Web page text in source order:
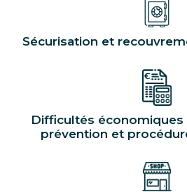
Sécurisation et
Difficultés
prévention et